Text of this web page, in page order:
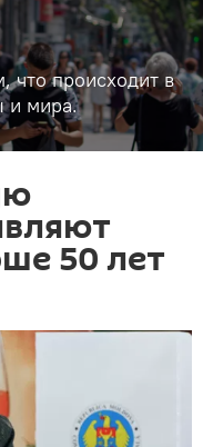
что происходит в
и мира.
50 лет